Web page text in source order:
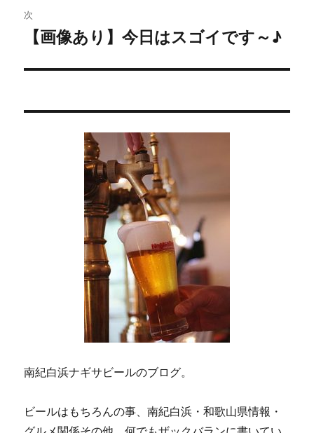
ゲ
ー
シ
稿:
次
投
【画像あり】今日はスゴイです～♪
南紀白浜ナギサビールのブログ。
ビールはもちろんの事、南紀白浜・和歌山県情報・